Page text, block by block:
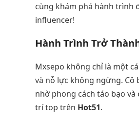
cùng khám phá hành trình
influencer!
Hành Trình Trở
Mxsepo không chỉ là một
và nỗ lực không ngừng.
nhờ phong cách táo bạo
trí top trên Hot51.